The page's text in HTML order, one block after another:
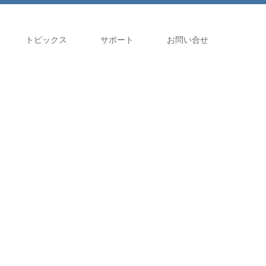
トピックス サポート お問い合せ